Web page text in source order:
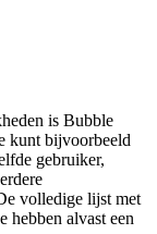
is Bubble
kunt bijvoorbeeld
gebruiker,
volledige lijst met
hebben alvast een